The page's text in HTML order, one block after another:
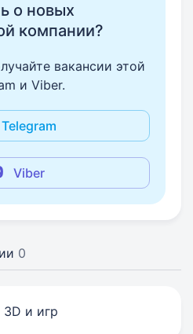
о новых
компании?
вакансии этой
и Viber.
Telegram
Viber
0
3D и игр